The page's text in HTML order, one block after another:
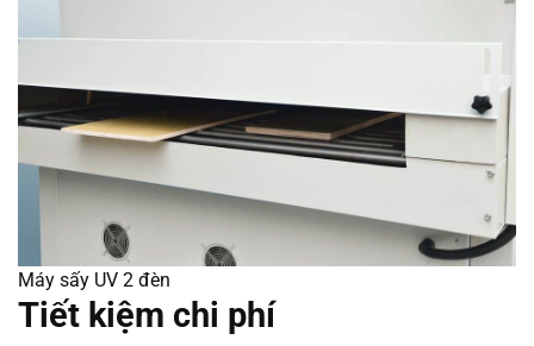
Máy sấy UV 2 đèn
Tiết kiệm chi phí